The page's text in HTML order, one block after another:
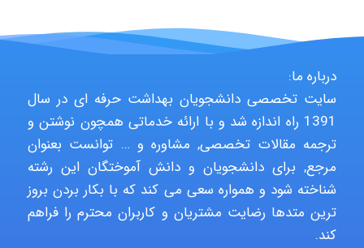
Poubakhtiari
Alirez0990
درباره ما:
سایت تخصصی دانشجویان بهداشت حرفه ای در سال
1391 راه اندازه شد و با ارائه خدماتی همچون نوشتن و
ترجمه مقالات تخصصی, مشاوره و … توانست بعنوان
مرجع, برای دانشجویان و دانش آموختگان این رشته
شناخته شود و همواره سعی می کند که با بکار بردن بروز
ترین متدها رضایت مشتریان و کاربران محترم را فراهم
کند.